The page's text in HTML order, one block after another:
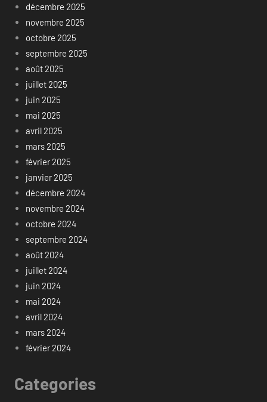
décembre 2025
novembre 2025
octobre 2025
septembre 2025
août 2025
juillet 2025
juin 2025
mai 2025
avril 2025
mars 2025
février 2025
janvier 2025
décembre 2024
novembre 2024
octobre 2024
septembre 2024
août 2024
juillet 2024
juin 2024
mai 2024
avril 2024
mars 2024
février 2024
Categories